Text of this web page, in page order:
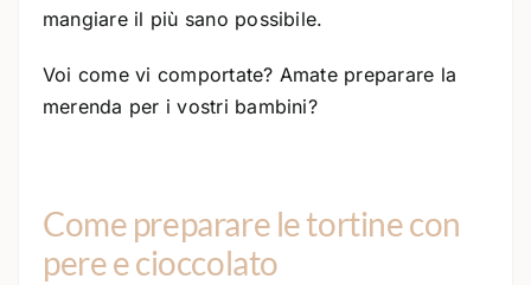
mangiare il più sano possibile.
Voi come vi comportate? Amate preparare la
merenda per i vostri bambini?
Come preparare le tortine con
pere e cioccolato